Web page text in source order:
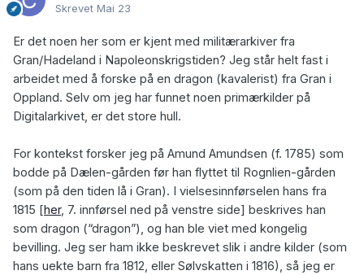
Skrevet Mai 23
Er det noen her som er kjent med militærarkiver fra
Gran/Hadeland i Napoleonskrigstiden? Jeg står helt fast i
arbeidet med å forske på en dragon (kavalerist) fra Gran i
Oppland. Selv om jeg har funnet noen primærkilder på
Digitalarkivet, er det store hull.
For kontekst forsker jeg på Amund Amundsen (f. 1785) som
bodde på Dælen-gården før han flyttet til Rognlien-gården
(som på den tiden lå i Gran). I vielsesinnførselen hans fra
1815 [her, 7. innførsel ned på venstre side] beskrives han
som dragon (“dragon”), og han ble viet med kongelig
bevilling. Jeg ser ham ikke beskrevet slik i andre kilder (som
hans uekte barn fra 1812, eller Sølvskatten i 1816), så jeg er